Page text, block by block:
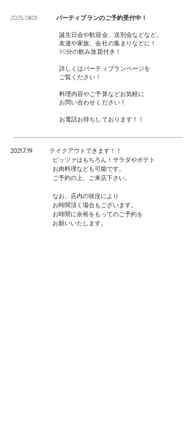
2025.0801パーティプランのご予約受付中！
誕生日会や歓迎会、送別会などなど。
友達や家族、会社の集まりなどに！
90分の飲み放題付き！
詳しくはパーティプランページを
ご覧ください！
料理内容やご予算などお気軽に
お問い合わせください！
​ お電話お待ちしております！！
2021.7.19
テイクアウトできます！！
ピッツァはもちろん！サラダやポテト
お肉料理なども可能です。
ご予約の上、ご来店下さい。
なお、店内の状況により
お時間頂く場合もございます。
お時間に余裕をもってのご予約を
​ お願いいたします。